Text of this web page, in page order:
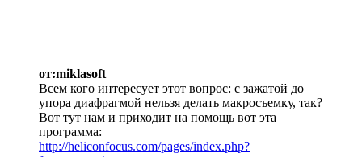
от:miklasoft
Всем кого интересует этот вопрос: с зажатой до
упора диафрагмой нельзя делать макросъемку, так?
Вот тут нам и приходит на помощь вот эта
программа:
http://heliconfocus.com/pages/index.php?